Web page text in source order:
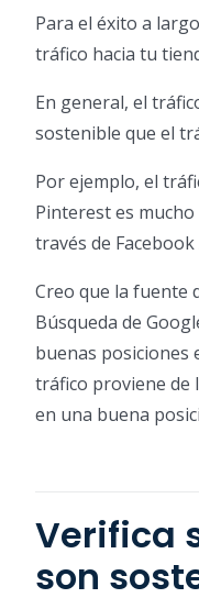
Para el éxito a
tráfico hacia tu
En general, el
sostenible que el
Por ejemplo, el
Pinterest es
través de Facebook
Creo que la fuente
Búsqueda de
buenas posiciones
tráfico proviene de
en una buena
Verifica
son